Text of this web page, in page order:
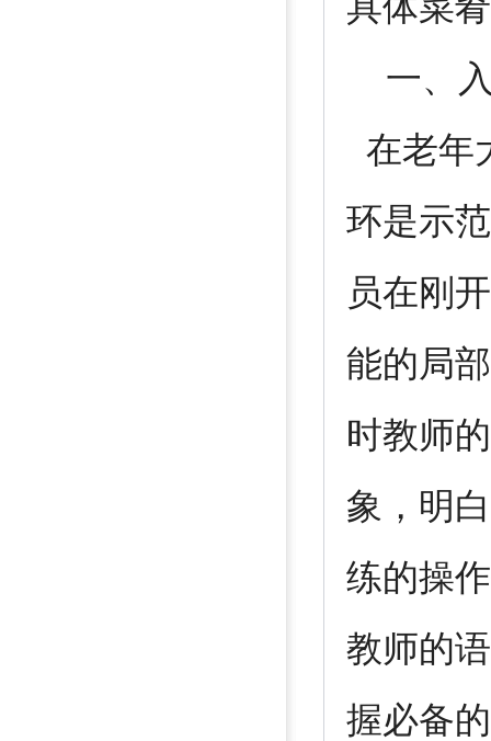
一、入
在老年
环是示
员在刚
能的局
时教师
象，明
练的操
教师的
握必备